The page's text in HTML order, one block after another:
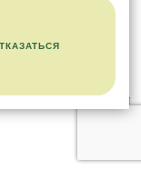
иобработкой